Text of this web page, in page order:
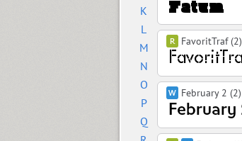
K
L
M
N
O
P
Q
FavoritTraf (2)
February 2 (2)